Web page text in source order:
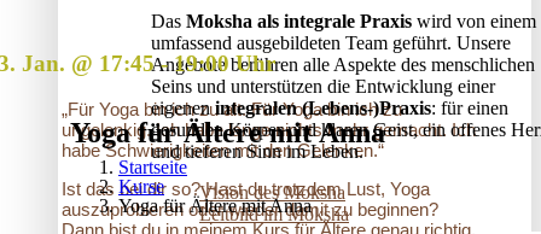
Das Moksha als integrale Praxis wird von einem
umfassend ausgebildeten Team geführt. Unsere
Angebote berühren alle Aspekte des menschlichen
Seins und unterstützen die Entwicklung einer
eigenenintegralen (Lebens-)Praxis: für einen
gesunden Körper und klaren Geist, ein offenes
und tieferen Sinn im Leben.
Vision des Moksha
Leitbild im Moksha
Yoga für Ältere mit Anna
Startseite
Kurse
Yoga für Ältere mit Anna
Jan. @ 17:45-19:00
„Für Yoga bin ich zu alt. Für Yoga bin ich zu
ungelenkig. Ich habe lange nichts mehr gemacht. Ich
habe Schwierigkeiten mit den Gelenken.“
Ist das bei dir so? Hast du trotzdem Lust, Yoga
auszuprobieren oder wieder damit zu beginnen?
20. SEP. @ 16:00